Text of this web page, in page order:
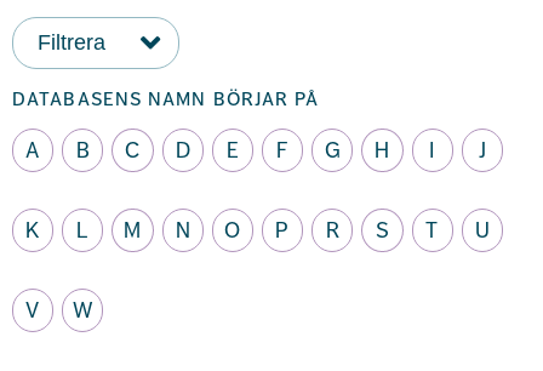
Filtrera
databasens namn börjar på
A
B C D E F G H I J
K L M N O P R S T U
V W